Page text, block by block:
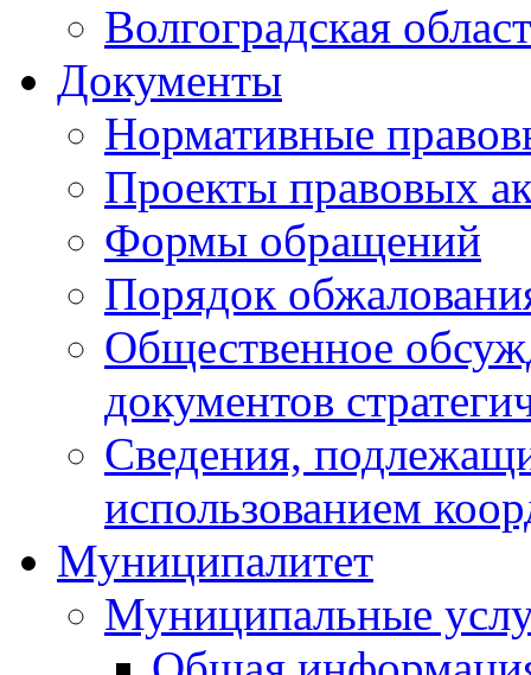
Волгоградская
Документы
Нормативные
Проекты правовых
Формы обращений
Порядок
Общественное
документов
Сведения,
использованием
Муниципалитет
Муниципальные